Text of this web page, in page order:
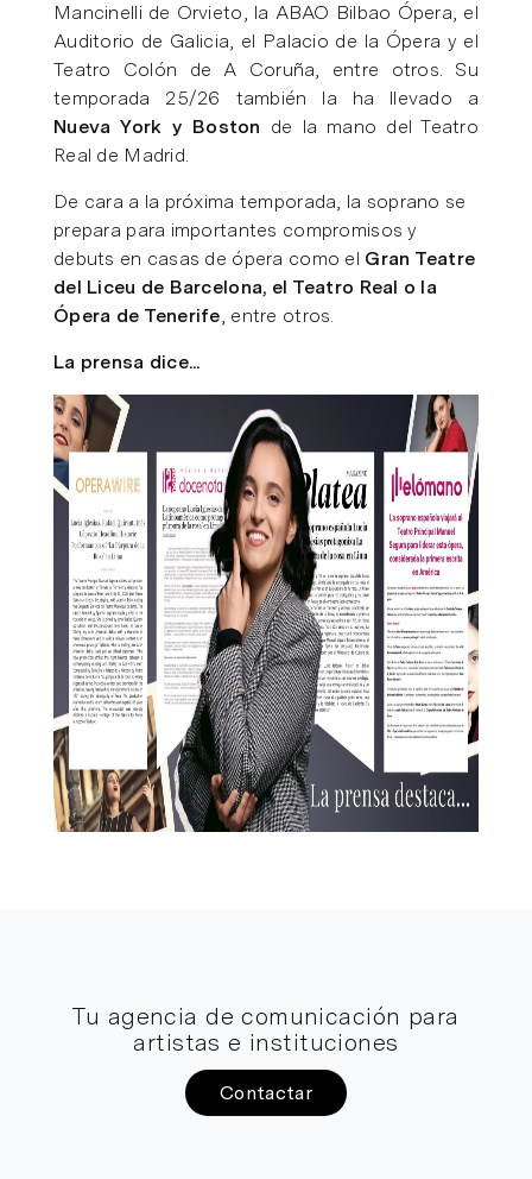
Mancinelli de Orvieto, la ABAO Bilbao Ópera, el
Auditorio de Galicia, el Palacio de la Ópera y el
Teatro Colón de A Coruña, entre otros. Su
temporada 25/26 también la ha llevado a
Nueva York y Boston de la mano del Teatro
Real de Madrid.
De cara a la próxima temporada, la soprano se
prepara para importantes compromisos y
debuts en casas de ópera como el Gran Teatre
del Liceu de Barcelona, el Teatro Real o la
Ópera de Tenerife, entre otros.
La prensa dice...
Tu agencia de comunicación para
artistas e instituciones
Contactar